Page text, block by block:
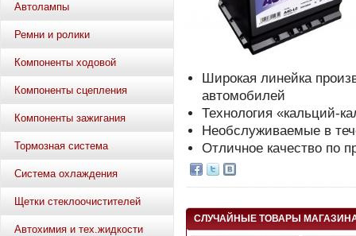
Широкая линейка
автомобилей
Технология «кальций-
Необслуживаемые в
Отличное качество по
СЛУЧАЙНЫЕ ТОВАРЫ
Автолампы
Ремни и ролики
Компоненты ходовой
Компоненты сцепления
Компоненты зажигания
Тормозная система
Система охлаждения
Щетки стеклоочистителей
Автохимия и тех.жидкости